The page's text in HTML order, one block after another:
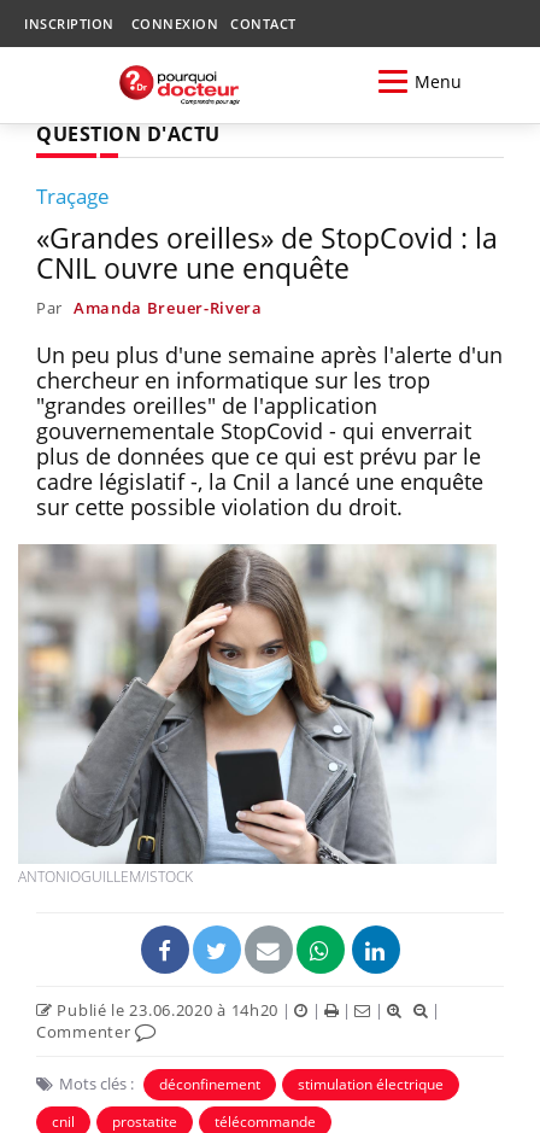
INSCRIPTION CONNEXION CONTACT
Menu
QUESTION D'ACTU
Traçage
«Grandes oreilles» de StopCovid : la
CNIL ouvre une enquête
Par Amanda Breuer-Rivera
Un peu plus d'une semaine après l'alerte d'un
chercheur en informatique sur les trop
"grandes oreilles" de l'application
gouvernementale StopCovid - qui enverrait
plus de données que ce qui est prévu par le
cadre législatif -, la Cnil a lancé une enquête
sur cette possible violation du droit.
ANTONIOGUILLEM/ISTOCK
Publié le 23.06.2020 à 14h20 | | | |
|
Commenter
Mots clés : déconfinement
stimulation électrique
cnil
prostatite télécommande